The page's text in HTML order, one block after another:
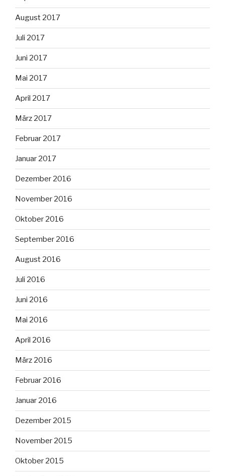
August 2017
Juli 2017
Juni 2017
Mai 2017
April 2017
März 2017
Februar 2017
Januar 2017
Dezember 2016
November 2016
Oktober 2016
September 2016
August 2016
Juli 2016
Juni 2016
Mai 2016
April 2016
März 2016
Februar 2016
Januar 2016
Dezember 2015
November 2015
Oktober 2015